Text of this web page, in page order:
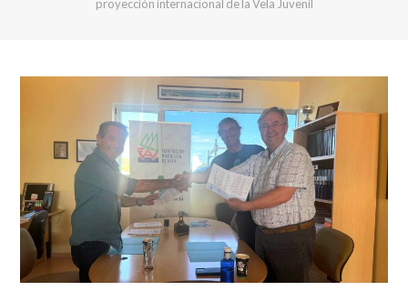
proyección internacional de la Vela Juvenil